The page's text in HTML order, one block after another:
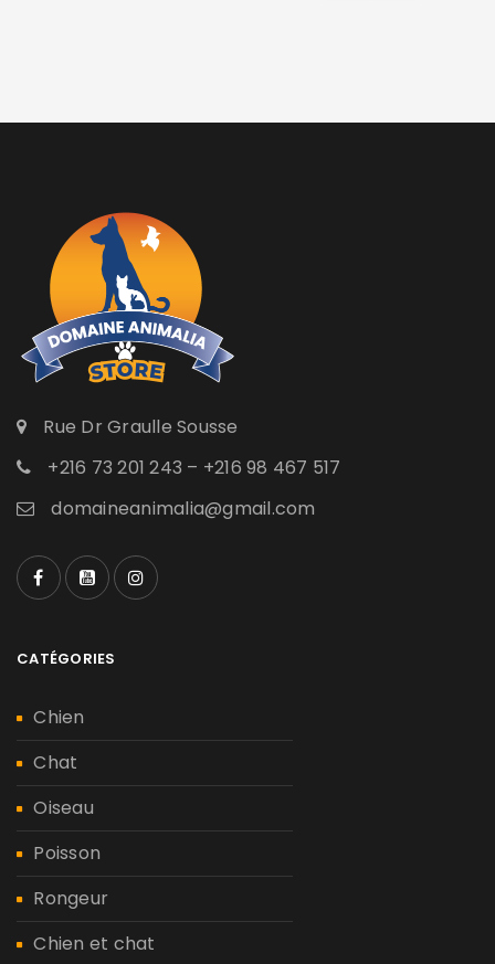
Rue Dr Graulle Sousse
+216 73 201 243 – +216 98 467 517
domaineanimalia@gmail.com
CATÉGORIES
Chien
Chat
Oiseau
Poisson
Rongeur
Chien et chat